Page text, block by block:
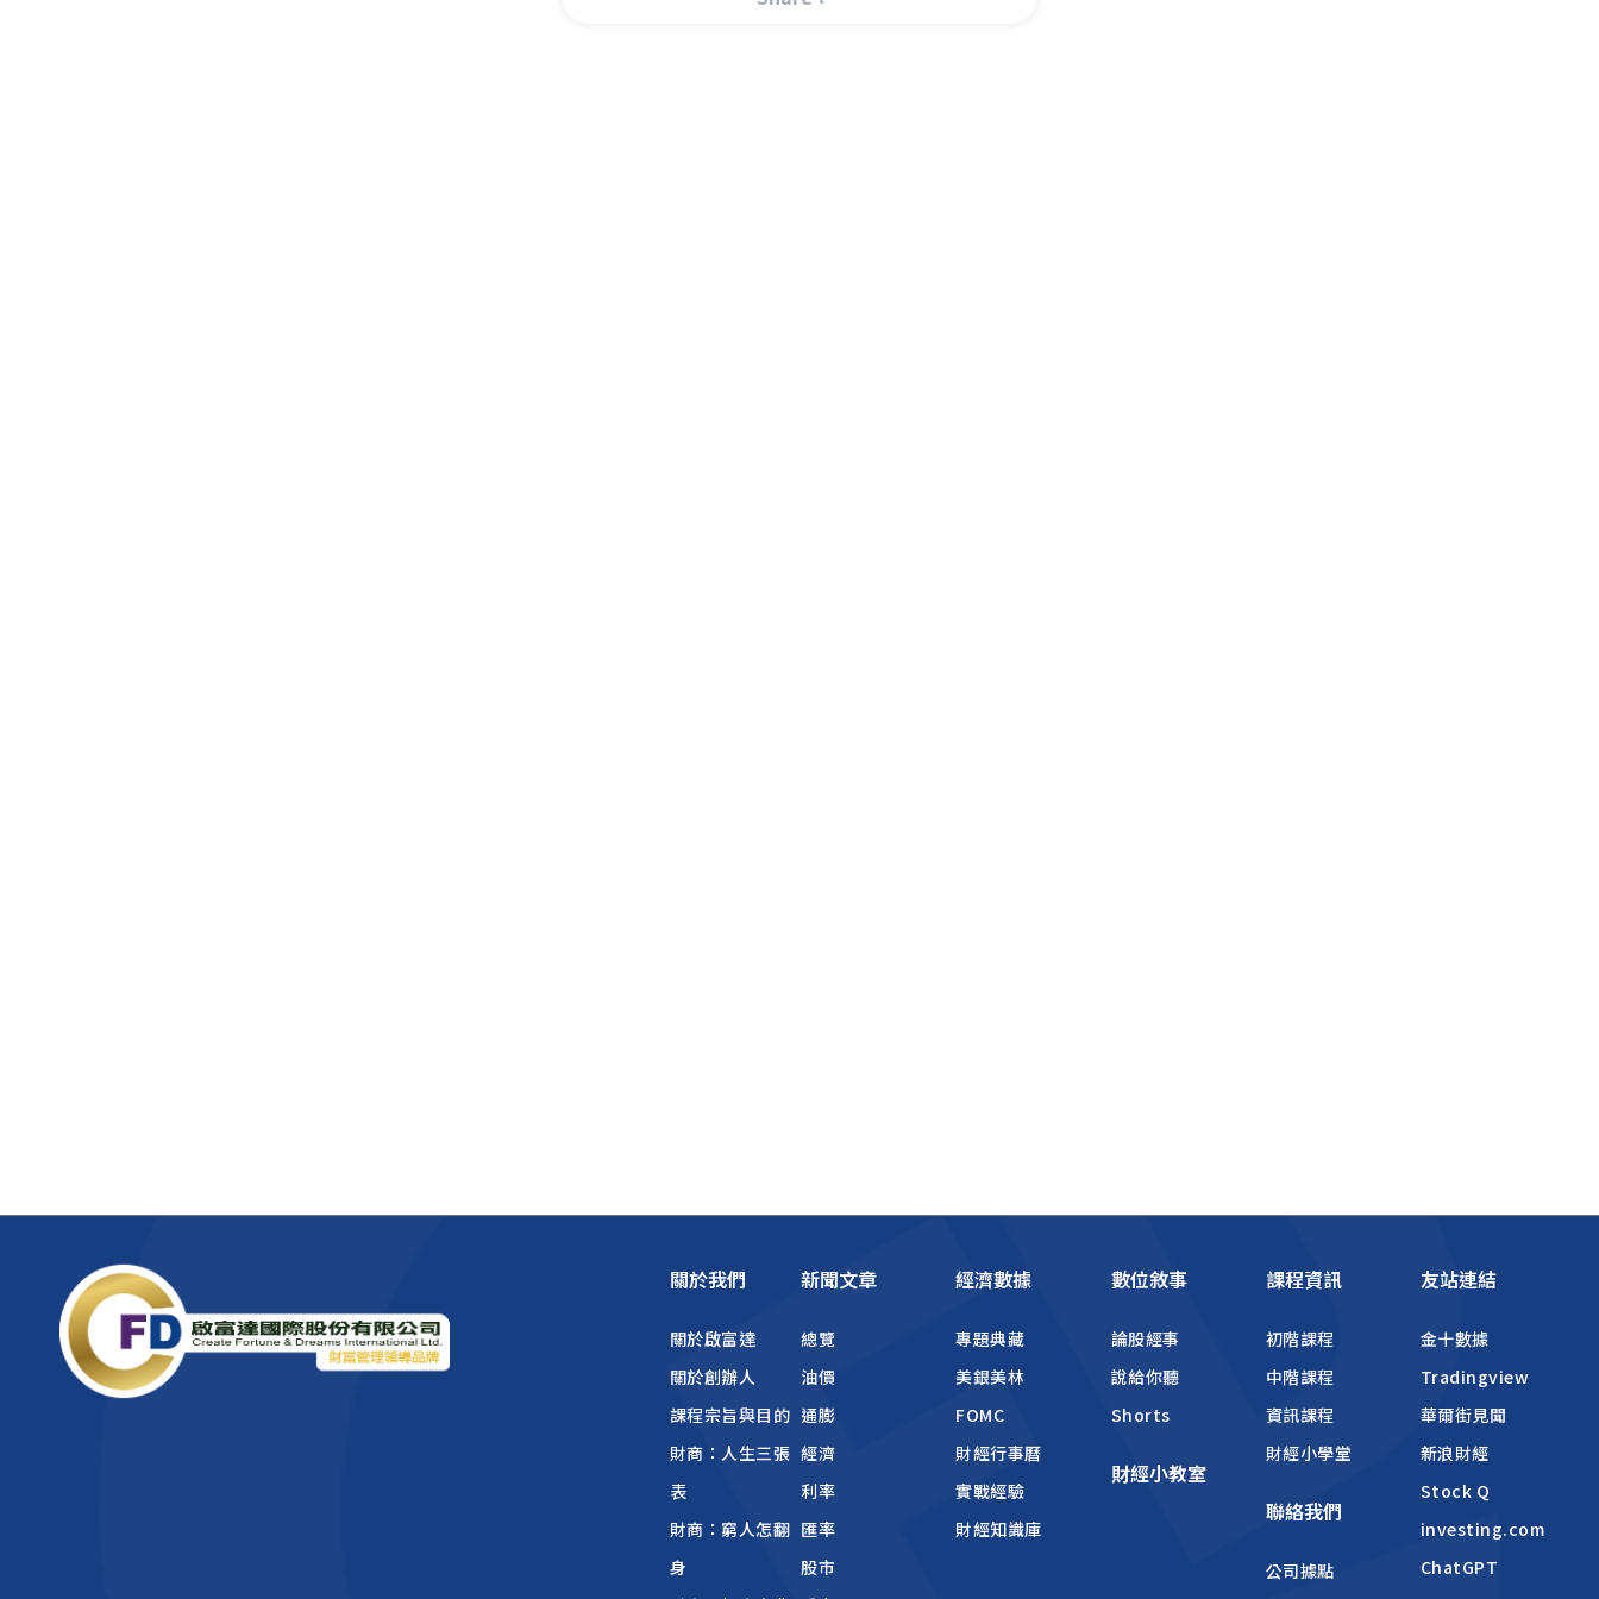
關於我們
關於啟富達
關於創辦人
課程宗旨與目的
財商：人生三張
表
財商：窮人怎翻
身
新聞文章
總覽
油價
通膨
經濟
利率
匯率
股市
經濟數據
專題典藏
美銀美林
FOMC
財經行事曆
實戰經驗
財經知識庫
數位敘事
論股經事
說給你聽
Shorts
財經小教室
課程資訊
初階課程
中階課程
資訊課程
財經小學堂
聯絡我們
公司據點
友站連結
金十數據
Tradingview
華爾街見聞
新浪財經
Stock Q
investing.com
ChatGPT